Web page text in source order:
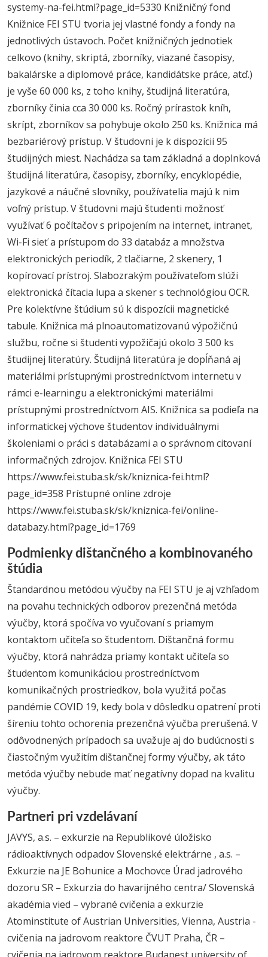
systemy-na-fei.html?page_id=5330 Knižničný fond
Knižnice FEI STU tvoria jej vlastné fondy a fondy na
jednotlivých ústavoch. Počet knižničných jednotiek
celkovo (knihy, skriptá, zborníky, viazané časopisy,
bakalárske a diplomové práce, kandidátske práce, atď.)
je vyše 60 000 ks, z toho knihy, študijná literatúra,
zborníky činia cca 30 000 ks. Ročný prírastok kníh,
skrípt, zborníkov sa pohybuje okolo 250 ks. Knižnica má
bezbariérový prístup. V študovni je k dispozícii 95
študijných miest. Nachádza sa tam základná a doplnková
študijná literatúra, časopisy, zborníky, encyklopédie,
jazykové a náučné slovníky, používatelia majú k nim
voľný prístup. V študovni majú študenti možnosť
využívať 6 počítačov s pripojením na internet, intranet,
Wi-Fi sieť a prístupom do 33 databáz a množstva
elektronických periodík, 2 tlačiarne, 2 skenery, 1
kopírovací prístroj. Slabozrakým používateľom slúži
elektronická čítacia lupa a skener s technológiou OCR.
Pre kolektívne štúdium sú k dispozícii magnetické
tabule. Knižnica má plnoautomatizovanú výpožičnú
službu, ročne si študenti vypožičajú okolo 3 500 ks
študijnej literatúry. Študijná literatúra je dopĺňaná aj
materiálmi prístupnými prostredníctvom internetu v
rámci e-learningu a elektronickými materiálmi
prístupnými prostredníctvom AIS. Knižnica sa podieľa na
informatickej výchove študentov individuálnymi
školeniami o práci s databázami a o správnom citovaní
informačných zdrojov. Knižnica FEI STU
https://www.fei.stuba.sk/sk/kniznica-fei.html?
page_id=358 Prístupné online zdroje
https://www.fei.stuba.sk/sk/kniznica-fei/online-
databazy.html?page_id=1769
Podmienky dištančného a kombinovaného
štúdia
Štandardnou metódou výučby na FEI STU je aj vzhľadom
na povahu technických odborov prezenčná metóda
výučby, ktorá spočíva vo vyučovaní s priamym
kontaktom učiteľa so študentom. Dištančná formu
výučby, ktorá nahrádza priamy kontakt učiteľa so
študentom komunikáciou prostredníctvom
komunikačných prostriedkov, bola využitá počas
pandémie COVID 19, kedy bola v dôsledku opatrení proti
šíreniu tohto ochorenia prezenčná výučba prerušená. V
odôvodnených prípadoch sa uvažuje aj do budúcnosti s
čiastočným využitím dištančnej formy výučby, ak táto
metóda výučby nebude mať negatívny dopad na kvalitu
výučby.
Partneri pri vzdelávaní
JAVYS, a.s. – exkurzie na Republikové úložisko
rádioaktívnych odpadov Slovenské elektrárne , a.s. –
Exkurzie na JE Bohunice a Mochovce Úrad jadrového
dozoru SR – Exkurzia do havarijného centra/ Slovenská
akadémia vied – vybrané cvičenia a exkurzie
Atominstitute of Austrian Universities, Vienna, Austria -
cvičenia na jadrovom reaktore ČVUT Praha, ČR –